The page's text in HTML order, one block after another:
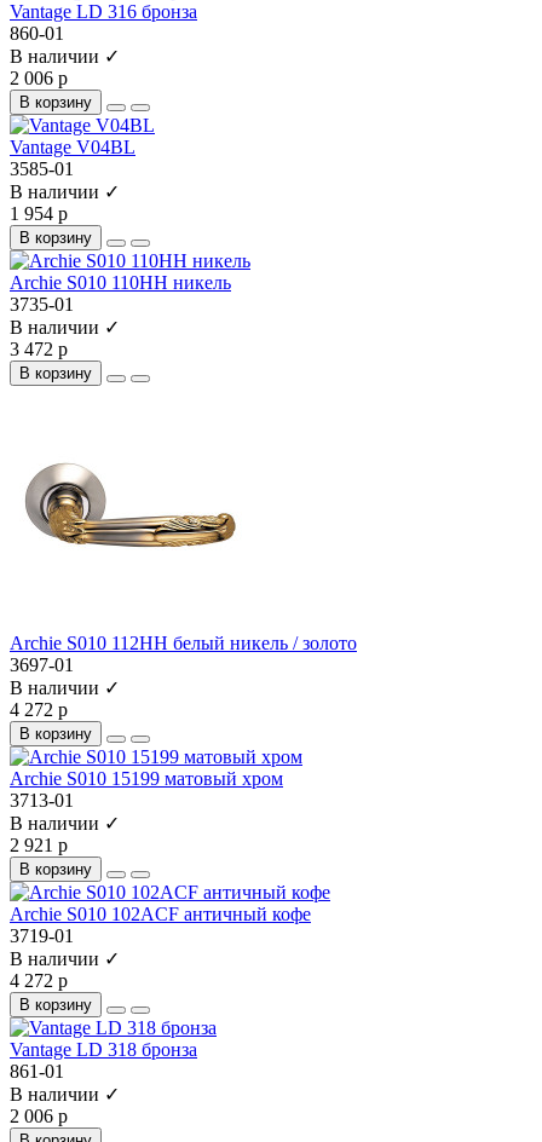
Vantage LD 316 бронза
860-01
В наличии ✓
2 006 р
В корзину
Vantage V04BL
3585-01
В наличии ✓
1 954 р
В корзину
Archie S010 110HH никель
3735-01
В наличии ✓
3 472 р
В корзину
Archie S010 112HH белый никель / золото
3697-01
В наличии ✓
4 272 р
В корзину
Archie S010 15199 матовый хром
3713-01
В наличии ✓
2 921 р
В корзину
Archie S010 102ACF античный кофе
3719-01
В наличии ✓
4 272 р
В корзину
Vantage LD 318 бронза
861-01
В наличии ✓
2 006 р